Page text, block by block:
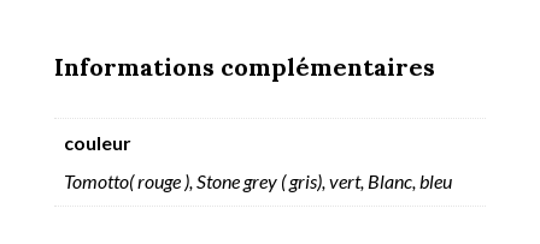
Informations complémentaires
couleur
Tomotto( rouge ), Stone grey ( gris), vert, Blanc, bleu